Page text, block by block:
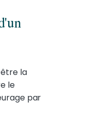
la
le
par